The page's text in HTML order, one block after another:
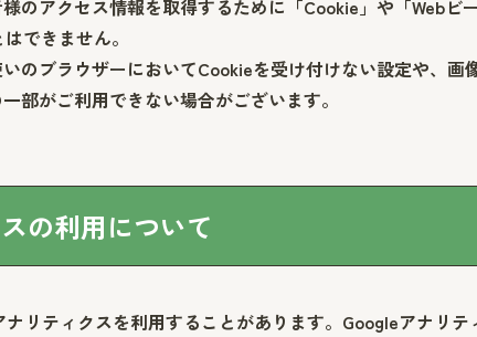
のアクセス情報を取得するために「Cookie」や「Web
できません。
のブラウザーにおいてCookieを受け付けない設定や、
部がご利用できない場合がございます。
の利用について
リティクスを利用することがあります。Googleアナリ